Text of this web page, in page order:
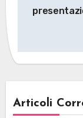
Articoli